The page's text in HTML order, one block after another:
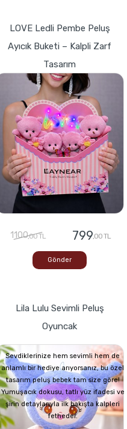
LOVE Ledli Pembe Peluş
Ayıcık Buketi – Kalpli Zarf
Tasarım
1100,00 TL 799,00 TL
Gönder
Lila Lulu Sevimli Peluş
Oyuncak
Sevdiklerinize hem sevimli hem de
anlamlı bir hediye arıyorsanız, bu özel
tasarım peluş bebek tam size göre!
Yumuşacık dokusu, tatlı yüz ifadesi ve
şirin detaylarıyla ilk bakışta kalpleri
fetheder.